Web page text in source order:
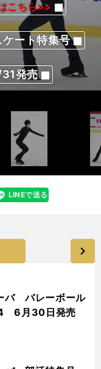
こちら>>
ート特集号
発売
こちら>>
ート特集号
発売
こちら>>
ート特集号
発売
こちら>>
ート特集号
発売
こちら>>
ート特集号
発売
LINEで送る
バ バレーボール
6月30日発売